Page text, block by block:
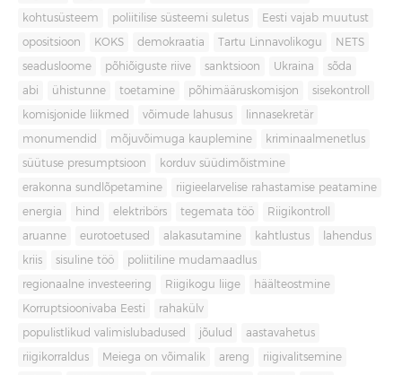
kohtusüsteem poliitilise süsteemi suletus Eesti vajab muutust
opositsioon KOKS demokraatia Tartu Linnavolikogu NETS
seadusloome põhiõiguste riive sanktsioon Ukraina sõda
abi ühistunne toetamine põhimääruskomisjon sisekontroll
komisjonide liikmed võimude lahusus linnasekretär
monumendid mõjuvõimuga kauplemine kriminaalmenetlus
süütuse presumptsioon korduv süüdimõistmine
erakonna sundlõpetamine riigieelarvelise rahastamise peatamine
energia hind elektribörs tegemata töö Riigikontroll
aruanne eurotoetused alakasutamine kahtlustus lahendus
kriis sisuline töö poliitiline mudamaadlus
regionaalne investeering Riigikogu liige häälteostmine
Korruptsioonivaba Eesti rahakülv
populistlikud valimislubadused jõulud aastavahetus
riigikorraldus Meiega on võimalik areng riigivalitsemine